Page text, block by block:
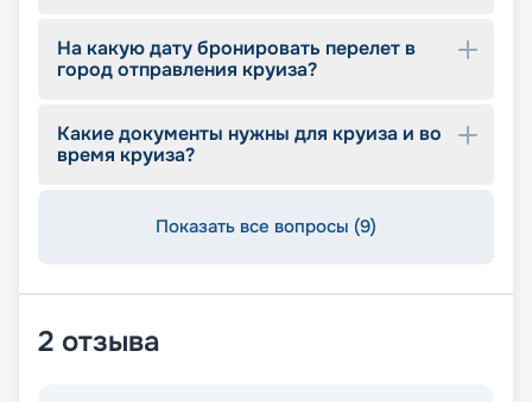
На какую дату бронировать перелет в
город отправления круиза?
Какие документы нужны для круиза и во
время круиза?
Показать все вопросы (9)
2 отзыва